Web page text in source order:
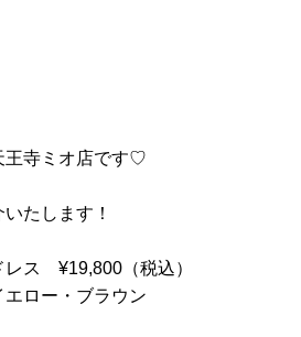
王寺ミオ店です♡
たします！
ス ¥19,800（税込）
エロー・ブラウン